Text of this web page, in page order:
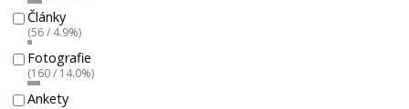
Články
(56 / 4.9%)
Fotografie
(160 / 14.0%)
Ankety